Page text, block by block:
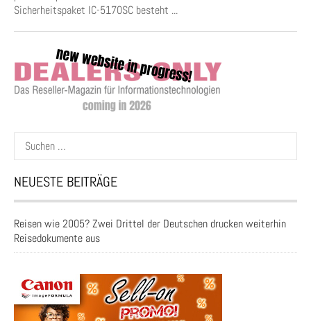
Sicherheitspaket IC-5170SC besteht ...
Suchen
nach:
NEUESTE BEITRÄGE
Reisen wie 2005? Zwei Drittel der Deutschen drucken weiterhin
Reisedokumente aus